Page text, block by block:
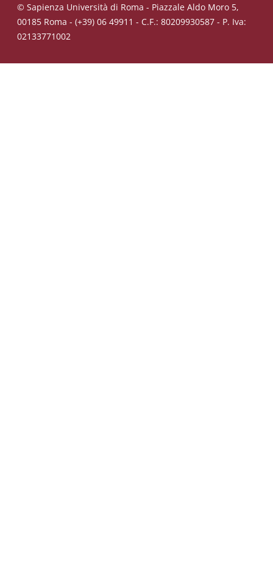
© Sapienza Università di Roma - Piazzale Aldo Moro 5,
00185 Roma - (+39) 06 49911 - C.F.: 80209930587 - P. Iva:
02133771002